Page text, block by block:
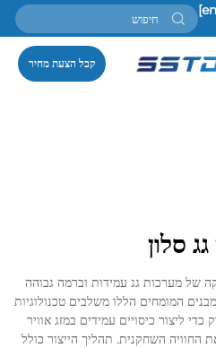
קבל הצעת מחיר
סלון
של מערכות גג עמידות וברמה גבוהה
המומחים הללו משלבים טכנולוגיות
ליצור כיסויים עמידים במזג אוויר
החוויה השחקנית. תהליך הייצור כולל